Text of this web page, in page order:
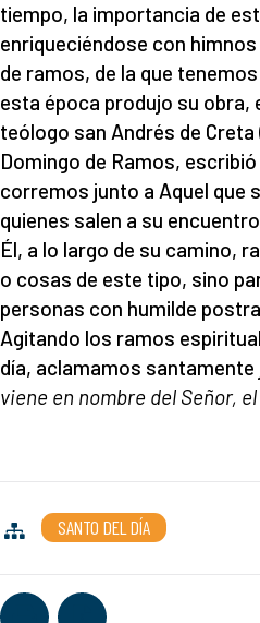
tiempo, la importancia de
enriqueciéndose con
de ramos, de la que
esta época produjo su
teólogo san Andrés de
Domingo de Ramos,
corremos junto a Aquel que
quienes salen a su
Él, a lo largo de su camino,
o cosas de este tipo, sino
personas con humilde
Agitando los ramos
día, aclamamos
viene en nombre del Señor,
SANTO DEL DÍA